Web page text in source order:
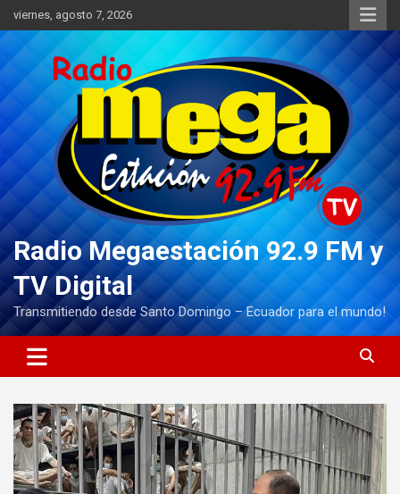
Saltar
al
contenido
viernes, agosto 7, 2026
Radio Megaestación 92.9 FM y
TV Digital
Transmitiendo desde Santo Domingo – Ecuador para el mundo!